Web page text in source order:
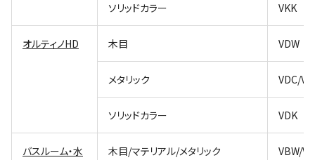
ソリッドカラー VKK
オルティノHD 木目 VDW
メタリック VDC/
ソリッドカラー VDK
バスルーム・水
木目/マテリアル/メタリック VBW/